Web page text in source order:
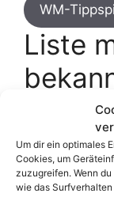
Um dir ein optimales
Cookies, um
zuzugreifen. Wenn
wie das
WM-
Liste
Dies ist nur
zur WM
könnt. Hier